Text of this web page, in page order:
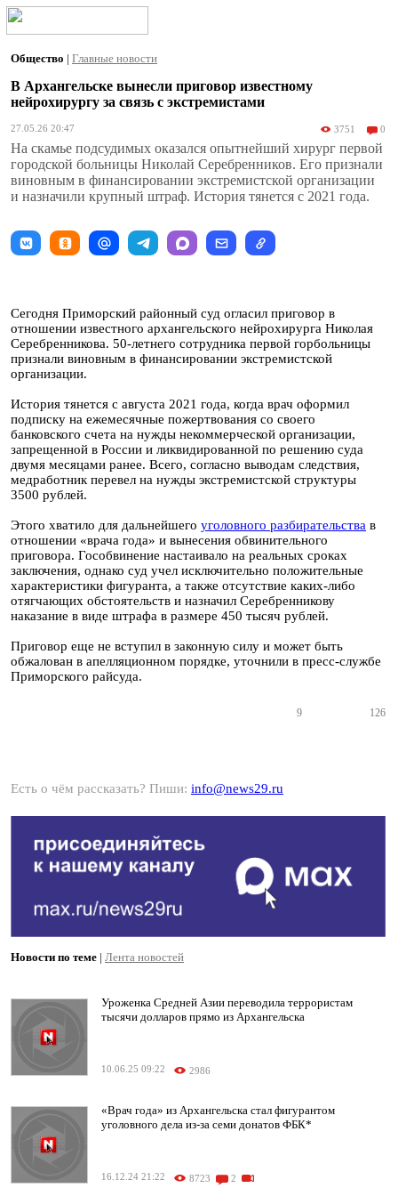
Общество | Главные новости
В Архангельске вынесли приговор известному
нейрохирургу за связь с экстремистами
27.05.26 20:47 3751 0
На скамье подсудимых оказался опытнейший хирург первой
городской больницы Николай Серебренников. Его признали
виновным в финансировании экстремистской организации
и назначили крупный штраф. История тянется с 2021 года.
Сегодня Приморский районный суд огласил приговор в
отношении известного архангельского нейрохирурга Николая
Серебренникова. 50-летнего сотрудника первой горбольницы
признали виновным в финансировании экстремистской
организации.
История тянется с августа 2021 года, когда врач оформил
подписку на ежемесячные пожертвования со своего
банковского счета на нужды некоммерческой организации,
запрещенной в России и ликвидированной по решению суда
двумя месяцами ранее. Всего, согласно выводам следствия,
медработник перевел на нужды экстремистской структуры
3500 рублей.
Этого хватило для дальнейшего уголовного разбирательства в
отношении «врача года» и вынесения обвинительного
приговора. Гособвинение настаивало на реальных сроках
заключения, однако суд учел исключительно положительные
характеристики фигуранта, а также отсутствие каких-либо
отягчающих обстоятельств и назначил Серебренникову
наказание в виде штрафа в размере 450 тысяч рублей.
Приговор еще не вступил в законную силу и может быть
обжалован в апелляционном порядке, уточнили в пресс-службе
Приморского райсуда.
9 126
Есть о чём рассказать? Пиши: info@news29.ru
Новости по теме | Лента новостей
Уроженка Средней Азии переводила террористам
тысячи долларов прямо из Архангельска
10.06.25 09:22 2986
«Врач года» из Архангельска стал фигурантом
уголовного дела из-за семи донатов ФБК*
16.12.24 21:22 8723 2